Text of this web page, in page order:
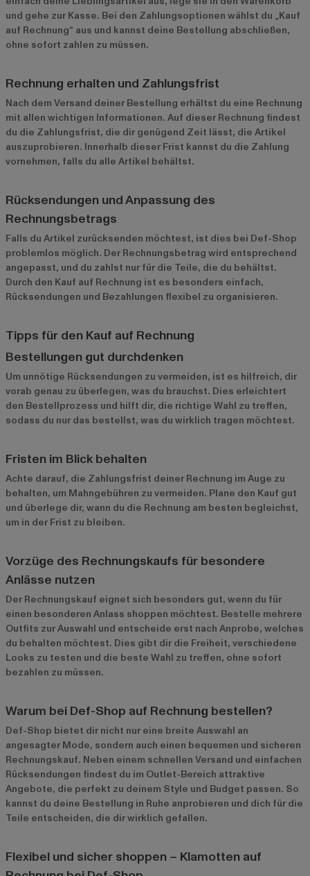
und gehe zur Kasse. Bei den Zahlungsoptionen wählst du „Kauf
auf Rechnung“ aus und kannst deine Bestellung abschließen,
ohne sofort zahlen zu müssen.
Rechnung erhalten und Zahlungsfrist
Nach dem Versand deiner Bestellung erhältst du eine Rechnung
mit allen wichtigen Informationen. Auf dieser Rechnung findest
du die Zahlungsfrist, die dir genügend Zeit lässt, die Artikel
auszuprobieren. Innerhalb dieser Frist kannst du die Zahlung
vornehmen, falls du alle Artikel behältst.
Rücksendungen und Anpassung des
Rechnungsbetrags
Falls du Artikel zurücksenden möchtest, ist dies bei Def-Shop
problemlos möglich. Der Rechnungsbetrag wird entsprechend
angepasst, und du zahlst nur für die Teile, die du behältst.
Durch den Kauf auf Rechnung ist es besonders einfach,
Rücksendungen und Bezahlungen flexibel zu organisieren.
Tipps für den Kauf auf Rechnung
Bestellungen gut durchdenken
Um unnötige Rücksendungen zu vermeiden, ist es hilfreich, dir
vorab genau zu überlegen, was du brauchst. Dies erleichtert
den Bestellprozess und hilft dir, die richtige Wahl zu treffen,
sodass du nur das bestellst, was du wirklich tragen möchtest.
Fristen im Blick behalten
Achte darauf, die Zahlungsfrist deiner Rechnung im Auge zu
behalten, um Mahngebühren zu vermeiden. Plane den Kauf gut
und überlege dir, wann du die Rechnung am besten begleichst,
um in der Frist zu bleiben.
Vorzüge des Rechnungskaufs für besondere
Anlässe nutzen
Der Rechnungskauf eignet sich besonders gut, wenn du für
einen besonderen Anlass shoppen möchtest. Bestelle mehrere
Outfits zur Auswahl und entscheide erst nach Anprobe, welches
du behalten möchtest. Dies gibt dir die Freiheit, verschiedene
Looks zu testen und die beste Wahl zu treffen, ohne sofort
bezahlen zu müssen.
Warum bei Def-Shop auf Rechnung bestellen?
Def-Shop bietet dir nicht nur eine breite Auswahl an
angesagter Mode, sondern auch einen bequemen und sicheren
Rechnungskauf. Neben einem schnellen Versand und einfachen
Rücksendungen findest du im Outlet-Bereich attraktive
Angebote, die perfekt zu deinem Style und Budget passen. So
kannst du deine Bestellung in Ruhe anprobieren und dich für die
Teile entscheiden, die dir wirklich gefallen.
Flexibel und sicher shoppen – Klamotten auf